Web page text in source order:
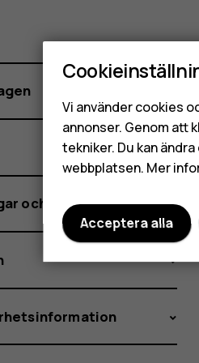
och säkerhetskopior
Vi använder cookies
annonser. Genom att
tekniker. Du kan
webbplatsen. Mer
Acceptera alla